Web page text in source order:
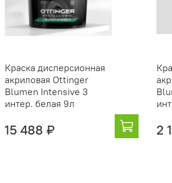
Краска дисперсионная
акриловая Ottinger
Blumen Intensive 3
интер. белая 9л
15 488 ₽ 2